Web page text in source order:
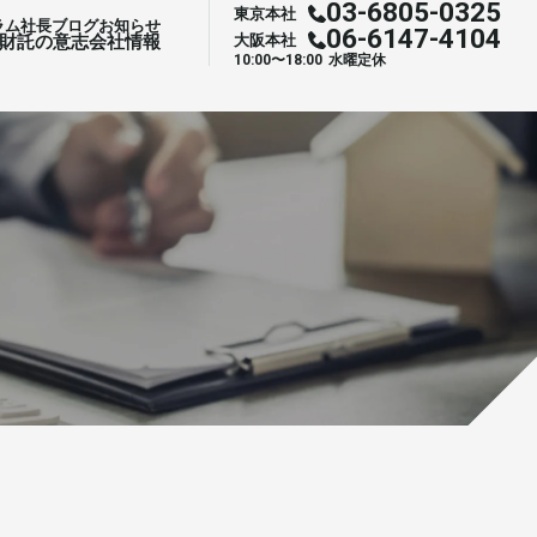
ム社⻑ブログお知らせ
託の意志会社情報
東京本社 03-6805-0325
大阪本社 06-6147-4104
10:00〜18:00 ⽔曜定休
サービス一覧へ
サービス一覧へ
京本社 03-6805-0325
06-6147-4104
プライベート相談
お申し込み